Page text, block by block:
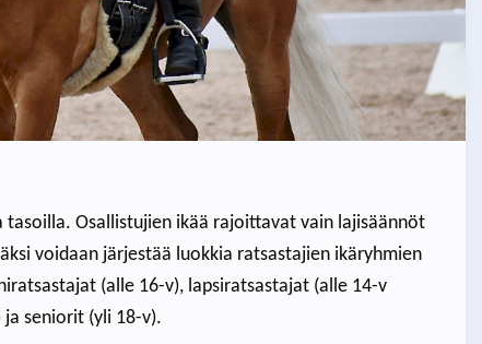
Osallistujien ikää rajoittavat vain lajisäännöt
voidaan järjestää luokkia ratsastajien ikäryhmien
(alle 16-v), lapsiratsastajat (alle 14-v
seniorit (yli 18-v).